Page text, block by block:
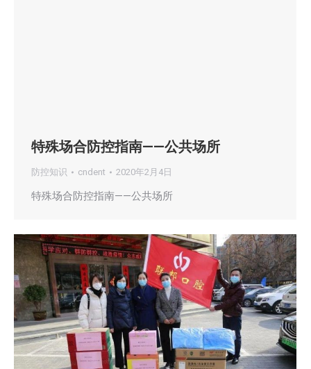
特殊场合防控指南——公共场所
防控知识 cndent 2020年2月4日
特殊场合防控指南——公共场所